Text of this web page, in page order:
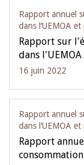
Rapport annuel
dans l‘UEMOA
Rapport sur
dans
16 juin 2022
Rapport annuel
dans l‘UEMOA
Rapport